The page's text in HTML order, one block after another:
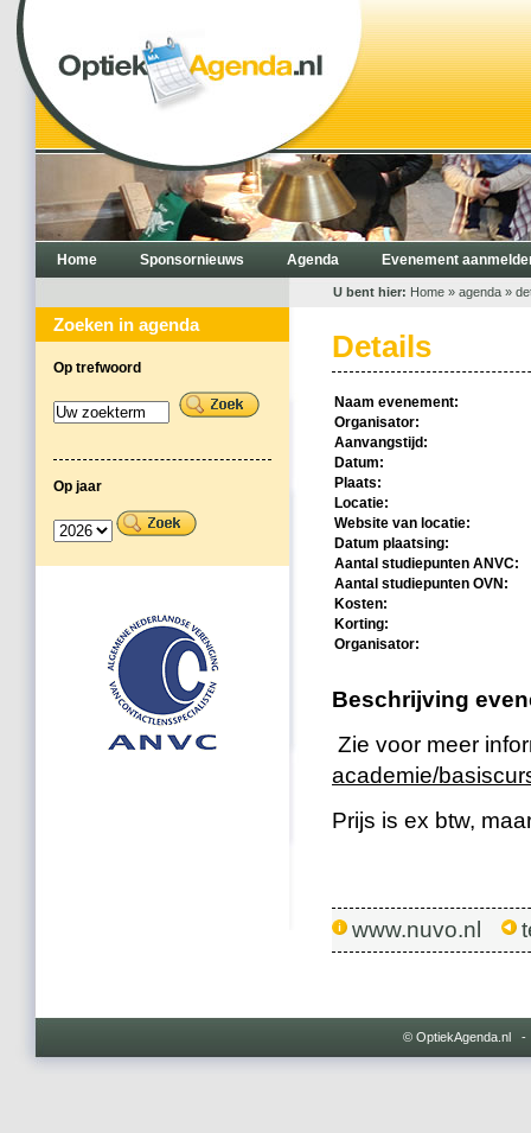
Home Sponsornieuws Agenda Evenement
U bent hier: Home » agenda »
Zoeken in agenda
Op trefwoord
Op jaar
Details
Naam evenement:
Organisator:
Aanvangstijd:
Datum:
Plaats:
Locatie:
Website van locatie:
Datum plaatsing:
Aantal studiepunten ANVC:
Aantal studiepunten OVN:
Kosten:
Korting:
Organisator:
Beschrijving
Zie voor meer
academie/
Prijs is ex btw,
www.nuvo.nl
© OptiekAgenda.nl